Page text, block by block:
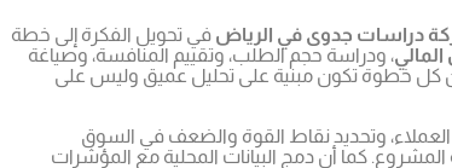
دراسات جدوى في الرياض في تحويل الفكرة إلى خطة
المالي، ودراسة حجم الطلب، وتقييم المنافسة، وصياغة
كل خطوة تكون مبنية على تحليل عميق وليس على
العملاء، وتحديد نقاط القوة والضعف في السوق
كما أن دمج البيانات المحلية مع المؤشرات